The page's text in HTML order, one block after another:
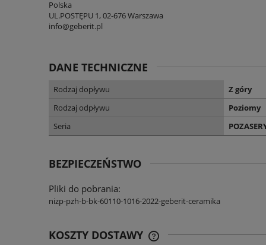
Polska
UL.POSTĘPU 1, 02-676 Warszawa
info@geberit.pl
DANE TECHNICZNE
Rodzaj dopływu
Z góry
Rodzaj odpływu
Poziomy
Seria
BEZPIECZEŃSTWO
Pliki do pobrania:
nizp-pzh-b-bk-60110-1016-2022-geberit-ceramika
KOSZTY DOSTAWY